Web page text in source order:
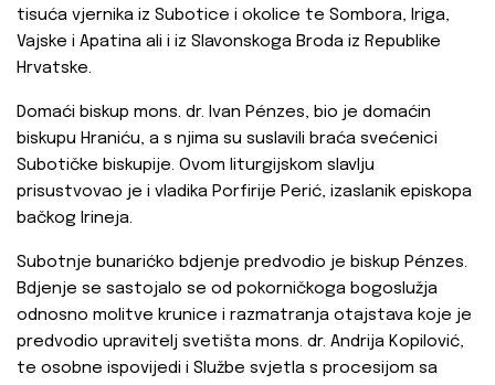
tisuća vjernika iz Subotice i okolice te Sombora, Iriga,
Vajske i Apatina ali i iz Slavonskoga Broda iz Republike
Hrvatske.
Domaći biskup mons. dr. Ivan Pénzes, bio je domaćin
biskupu Hraniću, a s njima su suslavili braća svećenici
Subotičke biskupije. Ovom liturgijskom slavlju
prisustvovao je i vladika Porfirije Perić, izaslanik episkopa
bačkog Irineja.
Subotnje bunarićko bdjenje predvodio je biskup Pénzes.
Bdjenje se sastojalo se od pokorničkoga bogoslužja
odnosno molitve krunice i razmatranja otajstava koje je
predvodio upravitelj svetišta mons. dr. Andrija Kopilović,
te osobne ispovijedi i Službe svjetla s procesijom sa